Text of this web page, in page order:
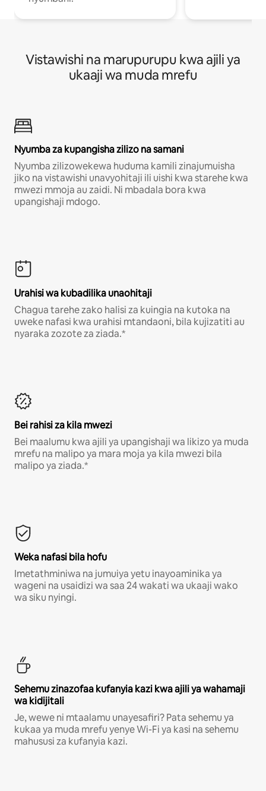
Vistawishi na marupurupu kwa ajili ya
ukaaji wa muda mrefu
Nyumba za kupangisha zilizo na samani
Nyumba zilizowekewa huduma kamili zinajumuisha
jiko na vistawishi unavyohitaji ili uishi kwa starehe kwa
mwezi mmoja au zaidi. Ni mbadala bora kwa
upangishaji mdogo.
Urahisi wa kubadilika unaohitaji
Chagua tarehe zako halisi za kuingia na kutoka na
uweke nafasi kwa urahisi mtandaoni, bila kujizatiti au
nyaraka zozote za ziada.*
Bei rahisi za kila mwezi
Bei maalumu kwa ajili ya upangishaji wa likizo ya muda
mrefu na malipo ya mara moja ya kila mwezi bila
malipo ya ziada.*
Weka nafasi bila hofu
Imetathminiwa na jumuiya yetu inayoaminika ya
wageni na usaidizi wa saa 24 wakati wa ukaaji wako
wa siku nyingi.
Sehemu zinazofaa kufanyia kazi kwa ajili ya wahamaji
wa kidijitali
Je, wewe ni mtaalamu unayesafiri? Pata sehemu ya
kukaa ya muda mrefu yenye Wi-Fi ya kasi na sehemu
mahususi za kufanyia kazi.